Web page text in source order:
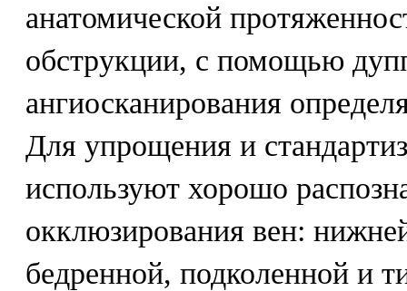
анатомической
обструкции, с помощью
ангиосканирования
Для упрощения и
используют хорошо
окклюзирования вен:
бедренной, подколенной и